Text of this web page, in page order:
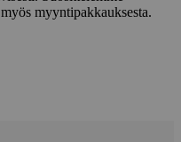
myyntipakkauksesta.